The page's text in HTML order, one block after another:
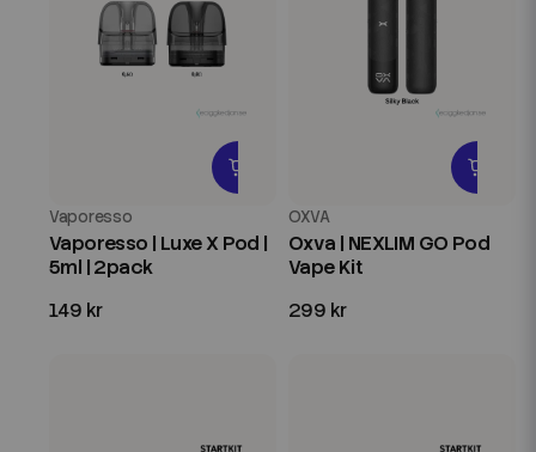
Vaporesso
Vaporesso | Luxe X Pod |
5ml | 2pack
149 kr
OXVA
Oxva | NEXLIM GO Pod
Vape Kit
299 kr